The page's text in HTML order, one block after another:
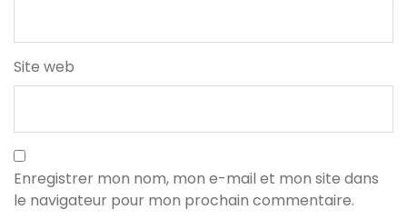
Site web
Enregistrer mon nom, mon e-mail et mon site dans
le navigateur pour mon prochain commentaire.